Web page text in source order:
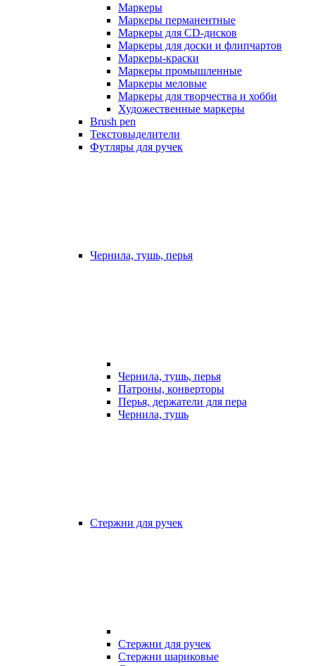
Маркеры
Маркеры перманентные
Маркеры для CD-дисков
Маркеры для доски и флипчартов
Маркеры-краски
Маркеры промышленные
Маркеры меловые
Маркеры для творчества и хобби
Художественные маркеры
Brush pen
Текстовыделители
Футляры для ручек
Чернила, тушь, перья
Чернила, тушь, перья
Патроны, конверторы
Перья, держатели для пера
Чернила, тушь
Стержни для ручек
Стержни для ручек
Стержни шариковые